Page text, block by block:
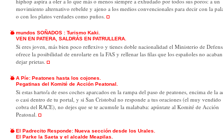
movimiento alternativo rebelde y ajeno a los medios convencionales para decir con la
o con los platos verdades como puños.
mundos SOÑADOS : Turismo Kaki.
VEN EN PATERA, SALDRÁS EN PATRULLERA.
Si eres joven, más bien poco reflexivo y tienes doble nacionalidad el Ministerio de
ofrece la posibilidad de enrolarte en la FAS y rellenar las filas que los españoles no
dejar prietas.
A Píe: Peatones hasta los cojones.
Pegatinas del Komité de Acción Peatonal.
Si estas harto/a de esos coches aparcados en la rampa del paso de peatones, encima de la
o casi dentro de tu portal, y si San Cristobal no responde a tus oraciones (el muy vendido
cobra del RACE), no dejes que se te acumule la malababa: apúntate al Komité de Acción
Peatonal.
El Padrecito Responde: Nueva sección desde los Urales.
El Parke la Saeta y el alcalde Meapilas.